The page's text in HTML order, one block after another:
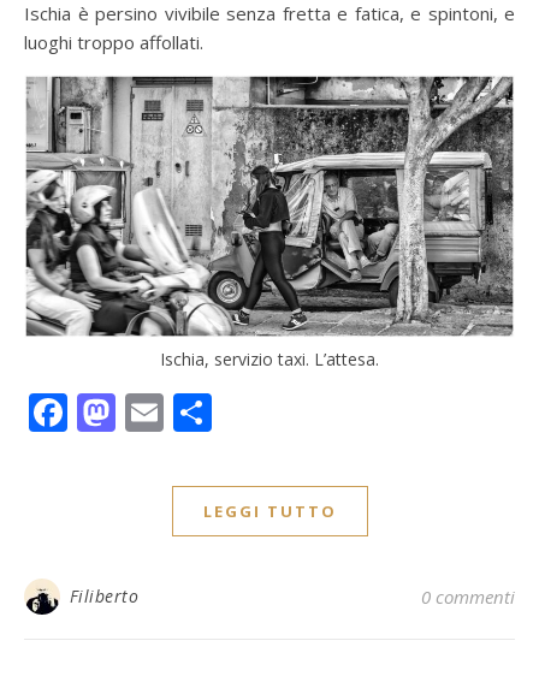
Ischia è persino vivibile senza fretta e fatica, e spintoni, e
luoghi troppo affollati.
Ischia, servizio taxi. L’attesa.
Facebook
Mastodon
Email
LEGGI TUTTO
Filiberto 0 commenti